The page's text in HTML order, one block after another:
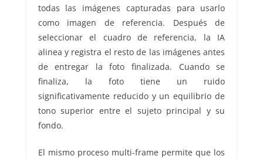
todas las imágenes capturadas para usarlo
como imagen de referencia. Después de
seleccionar el cuadro de referencia, la IA
alinea y registra el resto de las imágenes antes
de entregar la foto finalizada. Cuando se
finaliza, la foto tiene un ruido
significativamente reducido y un equilibrio de
tono superior entre el sujeto principal y su
fondo.
El mismo proceso multi-frame permite que los